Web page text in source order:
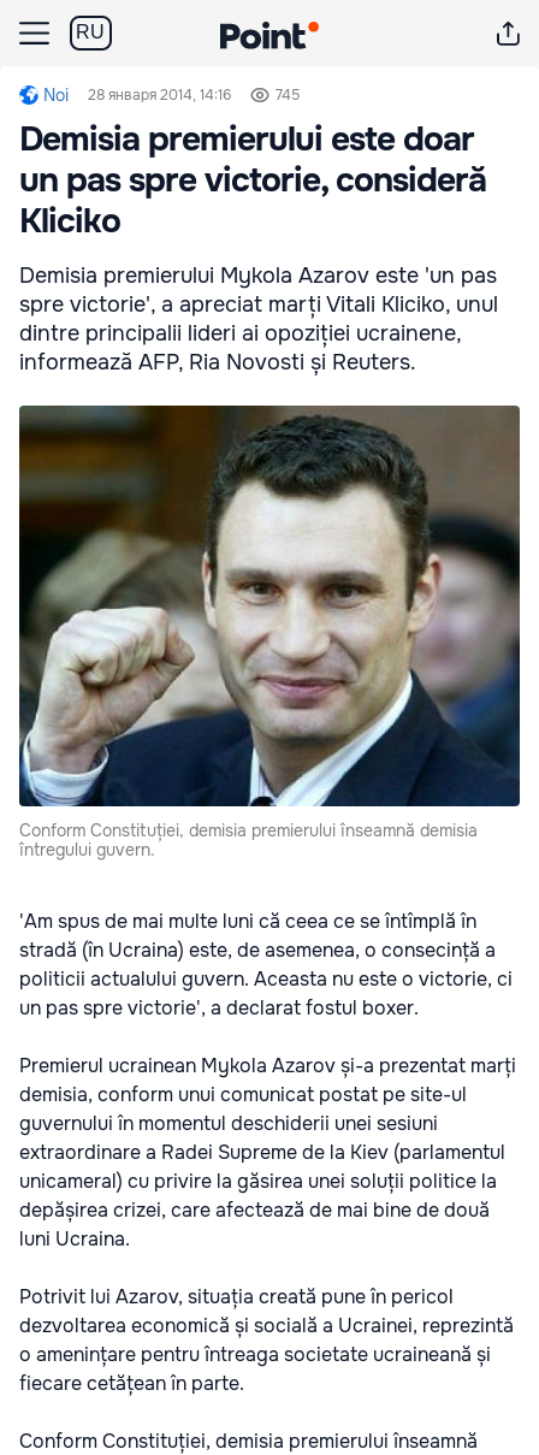
RU
Noi 28 января 2014, 14:16 745
Demisia premierului este doar
un pas spre victorie, consideră
Kliciko
Demisia premierului Mykola Azarov este 'un pas
spre victorie', a apreciat marți Vitali Kliciko, unul
dintre principalii lideri ai opoziției ucrainene,
informează AFP, Ria Novosti și Reuters.
Conform Constituției, demisia premierului înseamnă demisia
întregului guvern.
'Am spus de mai multe luni că ceea ce se întîmplă în
stradă (în Ucraina) este, de asemenea, o consecință a
politicii actualului guvern. Aceasta nu este o victorie, ci
un pas spre victorie', a declarat fostul boxer.
Premierul ucrainean Mykola Azarov și-a prezentat marți
demisia, conform unui comunicat postat pe site-ul
guvernului în momentul deschiderii unei sesiuni
extraordinare a Radei Supreme de la Kiev (parlamentul
unicameral) cu privire la găsirea unei soluții politice la
depășirea crizei, care afectează de mai bine de două
luni Ucraina.
Potrivit lui Azarov, situația creată pune în pericol
dezvoltarea economică și socială a Ucrainei, reprezintă
o amenințare pentru întreaga societate ucraineană și
fiecare cetățean în parte.
Conform Constituției, demisia premierului înseamnă